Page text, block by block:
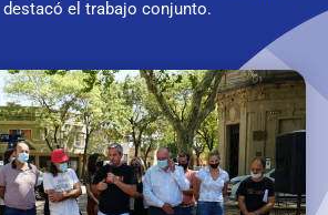
destacó el trabajo conjunto.